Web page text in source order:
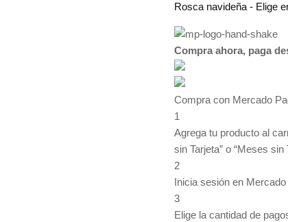
Rosca navideña - Elige
Compra ahora, paga
Compra con Mercado
1
Agrega tu producto al
sin Tarjeta” o “Meses sin
2
Inicia sesión en Mercado
3
Elige la cantidad de